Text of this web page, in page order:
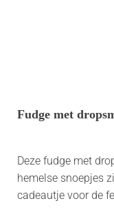
Fudge met
Deze fudge met
hemelse snoepjes
cadeautje voor de